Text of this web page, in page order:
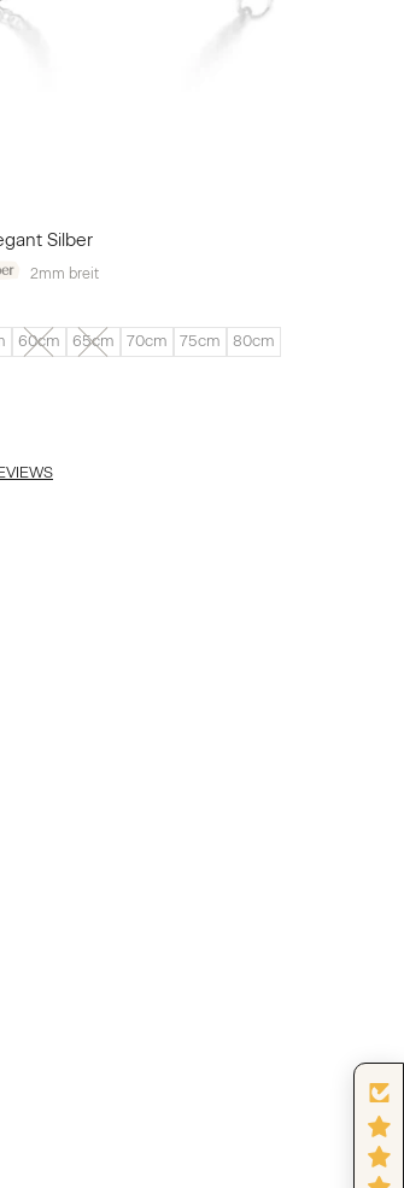
Silber
2mm breit
60cm 65cm 70cm 75cm 80cm